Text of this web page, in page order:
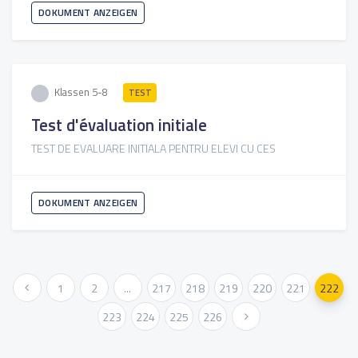
DOKUMENT ANZEIGEN
Klassen 5-8 TEST
Test d'évaluation initiale
TEST DE EVALUARE INITIALA PENTRU ELEVI CU CES
DOKUMENT ANZEIGEN
« Vorher 1 2 ... 217 218 219 220 221
222
223
224 225 226 Weiter »